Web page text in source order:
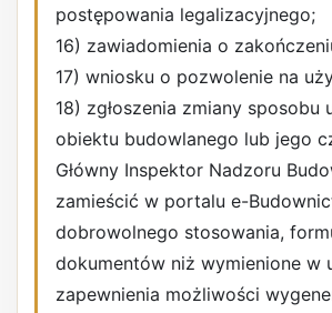
postępowania legalizacyjnego;
16) zawiadomienia o
17) wniosku o pozwolenie na
18) zgłoszenia zmiany sposobu
obiektu budowlanego lub jego
Główny Inspektor Nadzoru
zamieścić w portalu e-
dobrowolnego stosowania,
dokumentów niż wymienione w
zapewnienia możliwości